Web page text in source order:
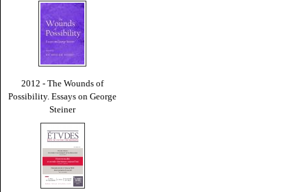
2012 - The Wounds of
Possibility. Essays on George
Steiner